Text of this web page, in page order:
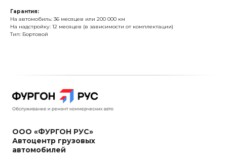
Гарантия:
На автомобиль: 36 месяцев или 200 000 км
На надстройку: 12 месяцев (в зависимости от комплектации)
Тип: Бортовой
ООО «ФУРГОН РУС»
Автоцентр грузовых
автомобилей